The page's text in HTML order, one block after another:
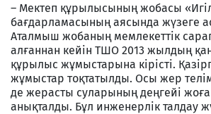
– Мектеп құрылысының жобасы
бағдарламасының аясында жүзеге
Аталмыш жобаның мемлекеттік
алғаннан кейін ТШО 2013 жылдың
құрылыс жұмыстарына кірісті.
жұмыстар тоқтатылды. Осы жер
де жерасты суларының деңгейі
анықталды. Бұл инженерлік талдау